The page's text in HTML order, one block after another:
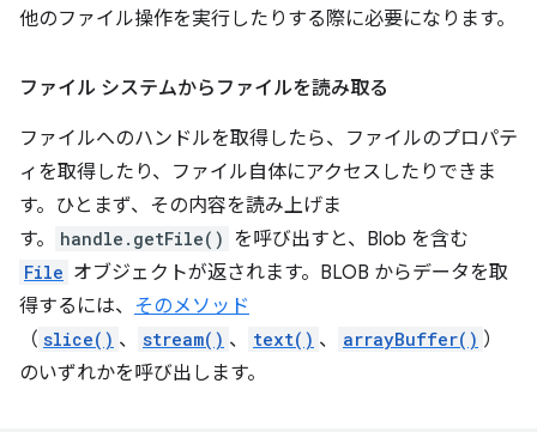
他のファイル操作を実行したりする際に必要になります。
ファイル システムからファイルを読み取る
ファイルへのハンドルを取得したら、ファイルのプロパテ
ィを取得したり、ファイル自体にアクセスしたりできま
す。ひとまず、その内容を読み上げま
す。
handle.getFile() を呼び出すと、Blob を含む
File オブジェクトが返されます。BLOB からデータを取
得するには、 そのメソッド
（ slice() 、 stream() 、 text() 、 arrayBuffer() ）
のいずれかを呼び出します。